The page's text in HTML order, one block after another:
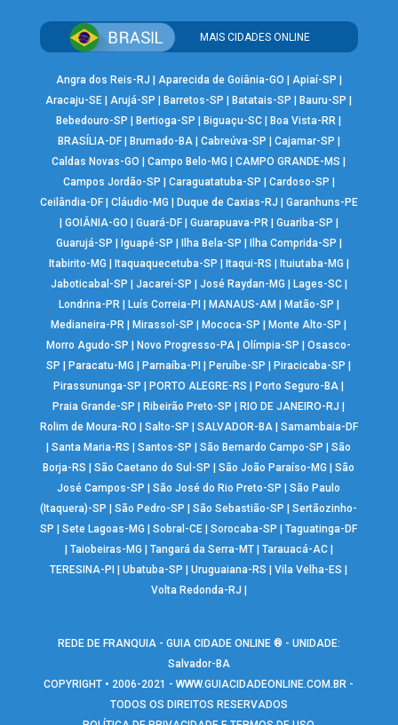
MAIS CIDADES ONLINE
Angra dos Reis-RJ Aparecida de Goiânia-GO Apiaí-SP
Aracaju-SE |Arujá-SP Barretos-SP Batatais-SP Bauru-SP
Bebedouro-SP
Bertioga-SP Biguaçu-SC Boa Vista-RR
BRASÍLIA-DF| Brumado-BA| Cabreúva-SP Cajamar-SP
Caldas Novas-GO
|Campo Belo-MG |CAMPO GRANDE-MS
Campos Jordão-SP
Caraguatatuba-SP Cardoso-SP
Ceilândia-DF| Cláudio-MG Duque de Caxias-RJ
Garanhuns-PE
GOIÂNIA-GO Guará-DF| Guarapuava-PR| Guariba-SP
Guarujá-SP
Iguapé-SP Ilha Bela-SP Ilha Comprida-SP
Itabirito-MG
Itaquaquecetuba-SP Itaqui-RS Ituiutaba-MG
Jaboticabal-SP
Jacareí-SP José Raydan-MG Lages-SC|
Londrina-PR| Luís Correia-PI MANAUS-AM Matão-SP
Medianeira-PR
Mirassol-SP Mococa-SP Monte Alto-SP
Morro Agudo-SP
Novo Progresso-PA |Olímpia-SP |Osasco-
SP
Paracatu-MG Parnaíba-PI Peruíbe-SP Piracicaba-SP
Pirassununga-SP
PORTO ALEGRE-RS Porto Seguro-BA
Praia Grande-SP
Ribeirão Preto-SP RIO DE JANEIRO-RJ
Rolim de Moura-RO
Salto-SP SALVADOR-BA| Samambaia-DF
|Santa Maria-RS |Santos-SP |São Bernardo Campo-SP |São
Borja-RS
|São Caetano do Sul-SP |São João Paraíso-MG |São
José Campos-SP
|São José do Rio Preto-SP |São Paulo
(Itaquera)-SP
|São Pedro-SP |São Sebastião-SP |Sertãozinho-
SP
|Sete Lagoas-MG |Sobral-CE |Sorocaba-SP |Taguatinga-DF
Taiobeiras-MG Tangará da Serra-MT| Tarauacá-AC|
TERESINA-PI
|Ubatuba-SP |Uruguaiana-RS |Vila Velha-ES
Volta Redonda-RJ
REDE DE FRANQUIA - GUIA CIDADE ONLINE ® - UNIDADE:
Salvador-BA
COPYRIGHT • 2006-2021 -WWW.GUIACIDADEONLINE.COM.BR -
TODOS OS DIREITOS RESERVADOS